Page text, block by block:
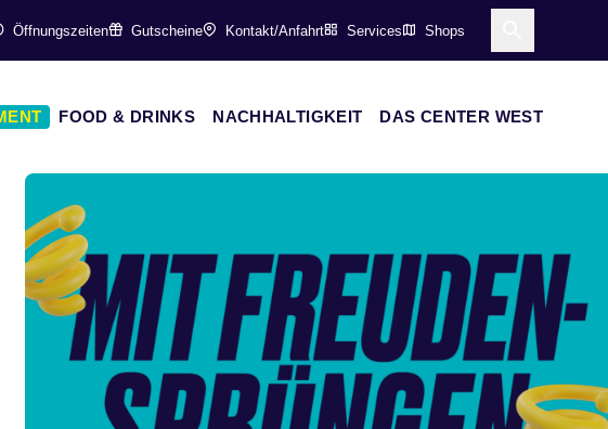
Öffnungszeiten Gutscheine Kontakt/Anfahrt Services Shops
FOOD & DRINKS NACHHALTIGKEIT DAS CENTER WEST